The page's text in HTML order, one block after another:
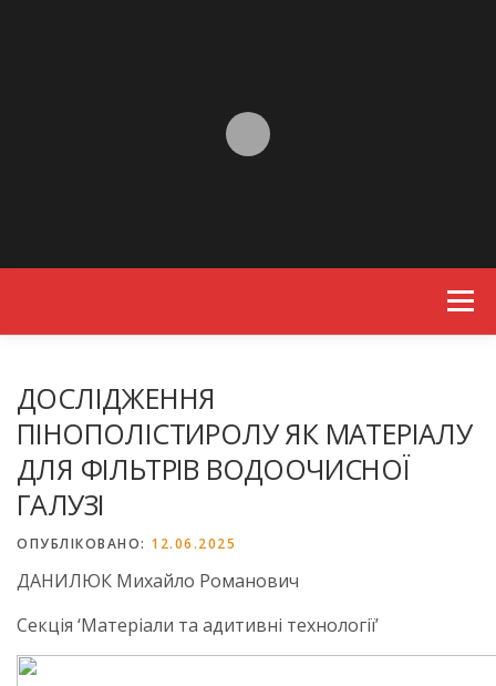
Menu
ДОСЛІДЖЕННЯ
ПІНОПОЛІСТИРОЛУ ЯК МАТЕРІАЛУ
ДЛЯ ФІЛЬТРІВ ВОДООЧИСНОЇ
ГАЛУЗІ
ОПУБЛІКОВАНО: 12.06.2025
ДАНИЛЮК Михайло Романович
Секція ‘Матеріали та адитивні технології’